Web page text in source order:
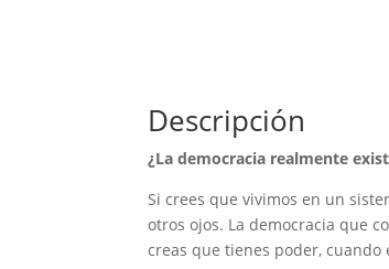
Descripción
¿La democracia realmente
Si crees que vivimos en un
otros ojos. La democracia que
creas que tienes poder,